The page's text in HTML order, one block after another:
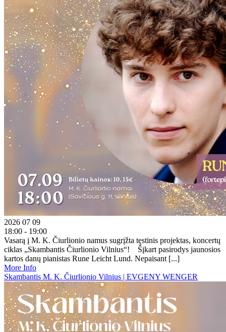
2026 07 09
18:00 - 19:00
Vasarą į M. K. Čiurlionio namus sugrįžta tęstinis projektas, koncertų
ciklas „Skambantis Čiurlionio Vilnius“! Šįkart pasirodys jaunosios
kartos danų pianistas Rune Leicht Lund. Nepaisant [...]
More Info
Skambantis M. K. Čiurlionio Vilnius | EVGENY WENGER